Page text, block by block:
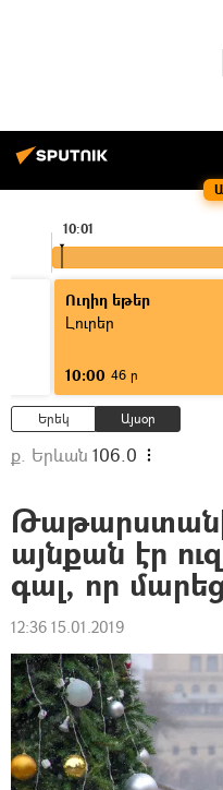
10:01
Ուղիղ եթեր
Լուրեր
10:00 46 ր
Երեկ Այսօր
ք. Երևան 106.0
այնքան էր
գալ, որ
12:36 15.01.2019